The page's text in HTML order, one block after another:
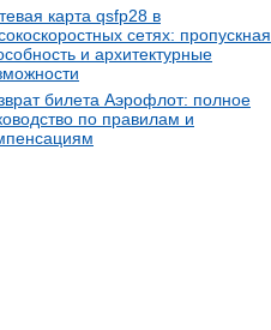
карта qsfp28 в
сетях: пропускная
и архитектурные
билета Аэрофлот: полное
по правилам и